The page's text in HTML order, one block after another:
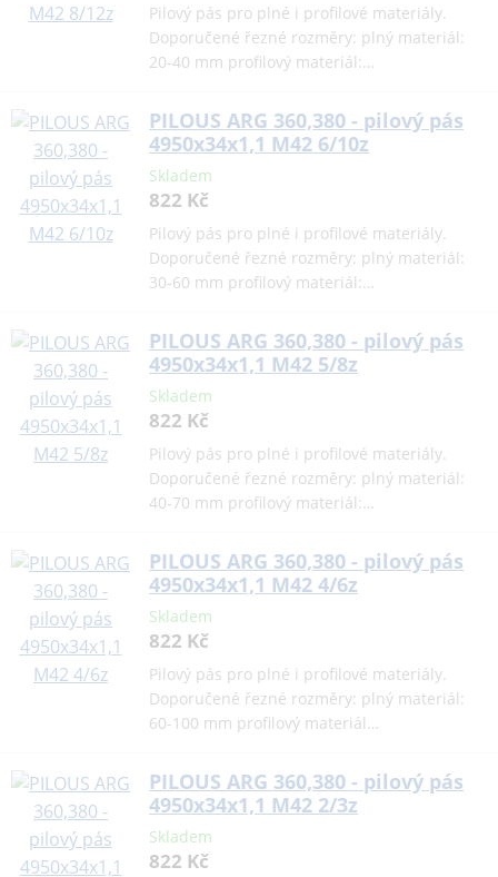
Pilový pás pro plné i profilové materiály.
Doporučené řezné rozměry: plný materiál:
20-40 mm profilový materiál:…
PILOUS ARG 360,380 - pilový pás
4950x34x1,1 M42 6/10z
Skladem
822 Kč
Pilový pás pro plné i profilové materiály.
Doporučené řezné rozměry: plný materiál:
30-60 mm profilový materiál:…
PILOUS ARG 360,380 - pilový pás
4950x34x1,1 M42 5/8z
Skladem
822 Kč
Pilový pás pro plné i profilové materiály.
Doporučené řezné rozměry: plný materiál:
40-70 mm profilový materiál:…
PILOUS ARG 360,380 - pilový pás
4950x34x1,1 M42 4/6z
Skladem
822 Kč
Pilový pás pro plné i profilové materiály.
Doporučené řezné rozměry: plný materiál:
60-100 mm profilový materiál…
PILOUS ARG 360,380 - pilový pás
4950x34x1,1 M42 2/3z
Skladem
822 Kč